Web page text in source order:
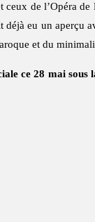
de l’Opéra
déjà eu un aperçu
et du
ce 28 mai sous